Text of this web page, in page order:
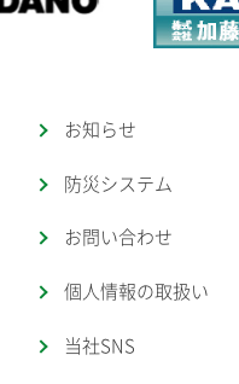
お知らせ
防災システム
お問い合わせ
個人情報の取扱い
当社SNS